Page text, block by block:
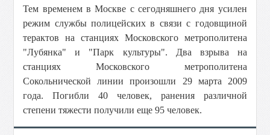
Тем временем в Москве с сегодняшнего дня усилен
режим службы полицейских в связи с годовщиной
терактов на станциях Московского метрополитена
"Лубянка" и "Парк культуры". Два взрыва на
станциях Московского метрополитена
Сокольнической линии произошли 29 марта 2009
года. Погибли 40 человек, ранения различной
степени тяжести получили еще 95 человек.